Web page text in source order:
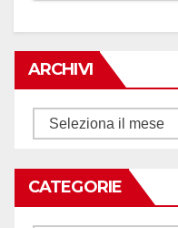
ARCHIVI
Archivi
CATEGORIE